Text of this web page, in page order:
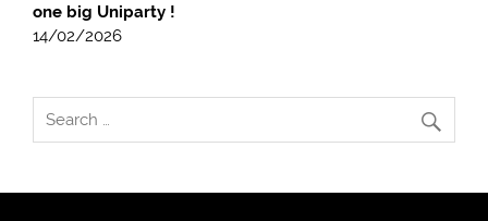
one big Uniparty !
14/02/2026